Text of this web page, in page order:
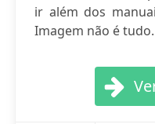
ir além dos
Imagem não é tudo.